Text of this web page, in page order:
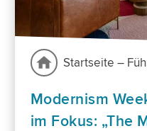
Startseite –
Modernism
im Fokus: „The